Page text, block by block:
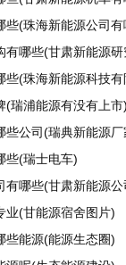
些(珠海新能源公司
有哪些(甘肃新能源
些(珠海新能源科技有
(瑞浦能源有没有上市)
些公司(瑞典新能源
些(瑞士电车)
有哪些(甘肃新能源
业(甘能源宿舍图片)
些能源(能源生态圈)